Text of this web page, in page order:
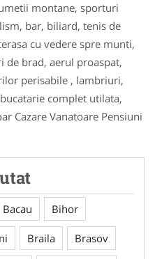
montane, sporturi
bar, biliard, tenis de
cu vedere spre munti,
de brad, aerul proaspat,
perisabile , lambriuri,
complet utilata,
Cazare Vanatoare Pensiuni
Bacau Bihor
Braila Brasov